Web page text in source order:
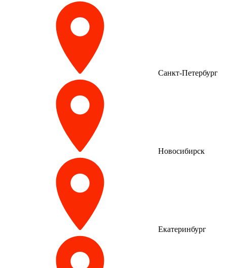
Санкт-Петербург
Новосибирск
Екатеринбург